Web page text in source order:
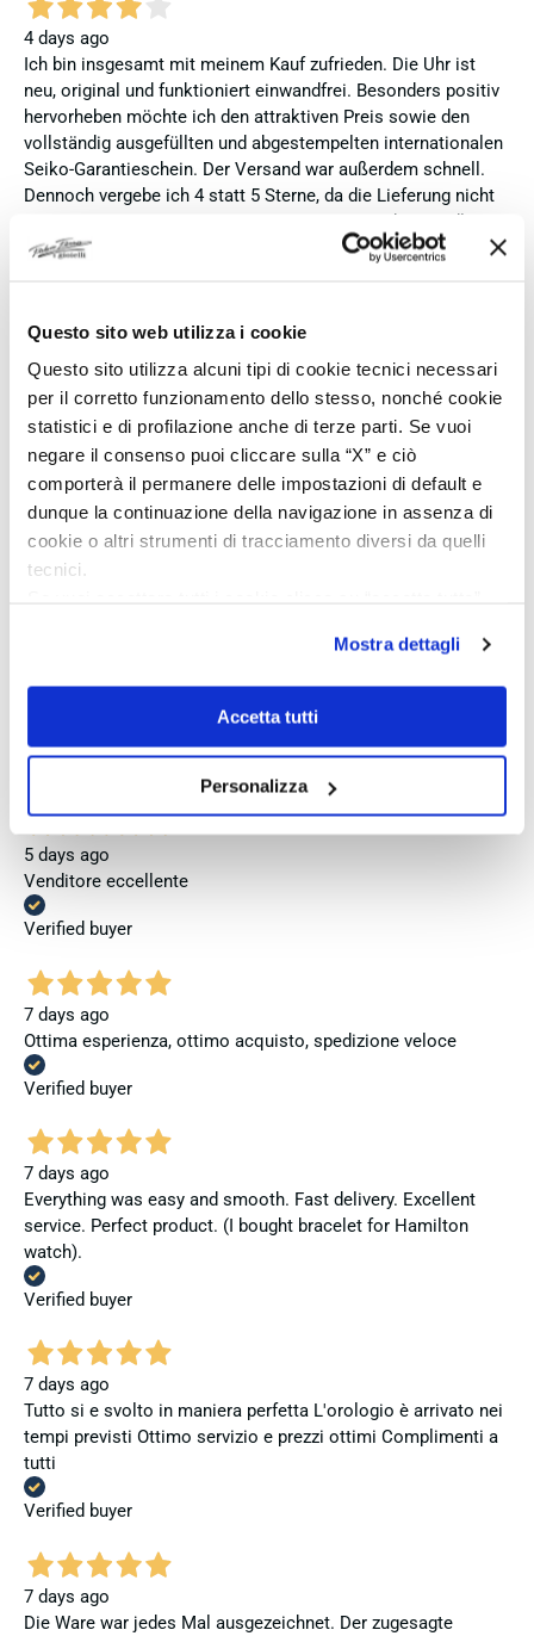
Questo sito web utilizza i cookie
Questo sito utilizza alcuni tipi di cookie tecnici necessari
per il corretto funzionamento dello stesso, nonché cookie
statistici e di profilazione anche di terze parti. Se vuoi
negare il consenso puoi cliccare sulla “X” e ciò
comporterà il permanere delle impostazioni di default e
dunque la continuazione della navigazione in assenza di
cookie o altri strumenti di tracciamento diversi da quelli
tecnici.
Se vuoi saperne di più consulta laprivacy policye la
Mostra dettagli
Accetta tutti
Personalizza
4 days ago
Ich bin insgesamt mit meinem Kauf zufrieden. Die Uhr ist
neu, original und funktioniert einwandfrei. Besonders positiv
hervorheben möchte ich den attraktiven Preis sowie den
vollständig ausgefüllten und abgestempelten internationalen
Seiko-Garantieschein. Der Versand war außerdem schnell.
Dennoch vergebe ich 4 statt 5 Sterne, da die Lieferung nicht
meinen Erwartungen an einen autorisierten Seiko-Händler
entsprach. Die Uhr kam ohne die üblichen Schutzfolien am
Präsentationen und Videos kenne (andere Box und anderes
Modellinformationen fehlten. Die Uhr selbst ist in neuem
Zustand und weist keine Gebrauchsspuren auf. Dennoch
hätte ich bei einer hochwertigen Uhr dieser Preisklasse
erwartet, dass sie mit der vollständigen Originalpräsentation
geliefert wird. Insgesamt empfehle ich den Händler aufgrund
des guten Preises und der seriösen Abwicklung, hoffe
jedoch, dass bei zukünftigen Bestellungen mehr Wert auf
eine vollständige und originale Präsentation gelegt wird.
4 days ago
5 days ago
Venditore eccellente
Verified buyer
7 days ago
Ottima esperienza, ottimo acquisto, spedizione veloce
Verified buyer
7 days ago
Everything was easy and smooth. Fast delivery. Excellent
service. Perfect product. (I bought bracelet for Hamilton
watch).
Verified buyer
7 days ago
Tutto si e svolto in maniera perfetta L'orologio è arrivato nei
tempi previsti Ottimo servizio e prezzi ottimi Complimenti a
tutti
Verified buyer
7 days ago
Die Ware war jedes Mal ausgezeichnet. Der zugesagte